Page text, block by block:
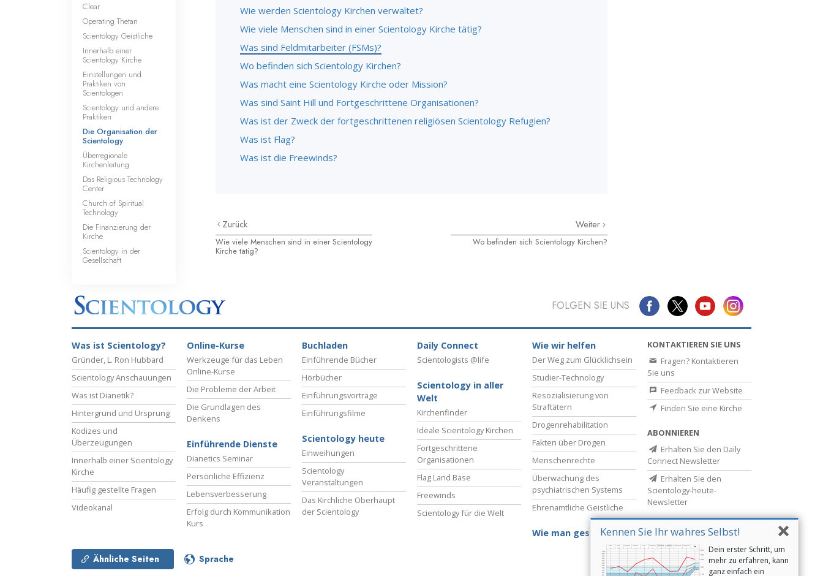
Wie werden Scientology Kirchen verwaltet?
Wie viele Menschen sind in einer Scientology Kirche tätig?
Was sind Feldmitarbeiter (FSMs)?
Wo befinden sich Scientology Kirchen?
Was macht eine Scientology Kirche oder Mission?
Was sind Saint Hill und Fortgeschrittene Organisationen?
Was ist der Zweck der fortgeschrittenen religiösen Scientology Refugien?
Was ist Flag?
Was ist die Freewinds?
Zurück
Wie viele Menschen sind in einer Scientology
Kirche tätig?
Weiter
Wo befinden sich Scientology Kirchen?
Clear
Operating Thetan
Scientology Geistliche
Innerhalb einer
Scientology Kirche
Einstellungen und
Praktiken von
Scientologen
Scientology und andere
Praktiken
Die Organisation der
Scientology
Überregionale
Kirchenleitung
Das Religious Technology
Center
Church of Spiritual
Technology
Die Finanzierung der
Kirche
Scientology in der
Gesellschaft
Kennen Sie Ihr wahres Selbst!
Dein erster Schritt, um
mehr zu erfahren, kann
ganz einfach ein
FOLGEN SIE UNS
Was ist Scientology?
Gründer, L. Ron Hubbard
Scientology Anschauungen
Was ist Dianetik?
Hintergrund und Ursprung
Kodizes und
Überzeugungen
Innerhalb einer Scientology
Kirche
Häufig gestellte Fragen
Videokanal
Online-Kurse
Werkzeuge für das Leben
Online-Kurse
Die Probleme der Arbeit
Die Grundlagen des
Denkens
Einführende Dienste
Dianetics Seminar
Persönliche Effizienz
Lebensverbesserung
Erfolg durch Kommunikation
Kurs
Buchladen
Einführende Bücher
Hörbücher
Einführungsvorträge
Einführungsfilme
Scientology heute
Einweihungen
Scientology
Veranstaltungen
Das Kirchliche Oberhaupt
der Scientology
Daily Connect
Scientologists @life
Scientology in aller
Welt
Kirchenfinder
Ideale Scientology Kirchen
Fortgeschrittene
Organisationen
Flag Land Base
Freewinds
Scientology für die Welt
Wie wir helfen
Der Weg zum Glücklichsein
Studier-Technology
Resozialisierung von
Straftätern
Drogenrehabilitation
Fakten über Drogen
Menschenrechte
Überwachung des
psychiatrischen Systems
Ehrenamtliche Geistliche
Wie man gesund bleibt
KONTAKTIEREN SIE UNS
Fragen? Kontaktieren
Sie uns
Feedback zur Website
Finden Sie eine Kirche
ABONNIEREN
Erhalten Sie den Daily
Connect Newsletter
Erhalten Sie den
Scientology-heute-
Newsletter
Ähnliche Seiten Sprache